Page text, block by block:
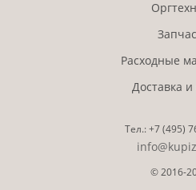
Расходные
Доставка и
Тел.:+7 (495)
© 2016-